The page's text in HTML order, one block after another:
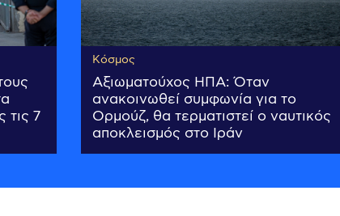
τις 7
Κόσμος
Αξιωματούχος ΗΠΑ: Όταν
ανακοινωθεί συμφωνία για το
Ορμούζ, θα τερματιστεί ο ναυτικός
αποκλεισμός στο Ιράν